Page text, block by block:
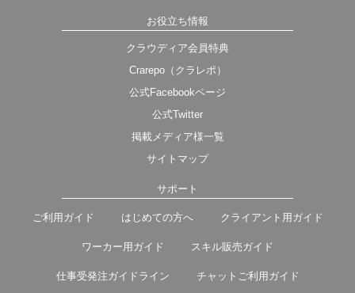
お役立ち情報
クラウディア会員特典
Crarepo（クラレポ）
公式Facebookページ
公式Twitter
掲載メディア様一覧
サイトマップ
サポート
ご利用ガイド はじめての方へ クライアント用ガイド
ワーカー用ガイド スキル販売ガイド
仕事受発注ガイドライン チャットご利用ガイド